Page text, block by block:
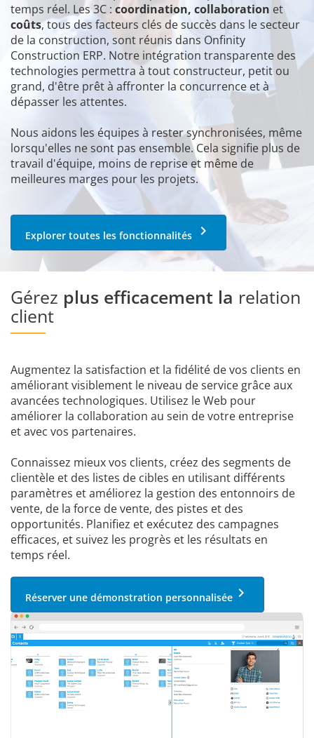
temps réel. Les 3C : coordination, collaboration et
coûts, tous des facteurs clés de succès dans le secteur
de la construction, sont réunis dans Onfinity
Construction ERP. Notre intégration transparente des
technologies permettra à tout constructeur, petit ou
grand, d'être prêt à affronter la concurrence et à
dépasser les attentes.
Nous aidons les équipes à rester synchronisées, même
lorsqu'elles ne sont pas ensemble. Cela signifie plus de
travail d'équipe, moins de reprise et même de
meilleures marges pour les projets.
Explorer toutes les fonctionnalités keyboard_arrow_right
Gérez plus efficacement la relation
client
Augmentez la satisfaction et la fidélité de vos clients en
améliorant visiblement le niveau de service grâce aux
avancées technologiques. Utilisez le Web pour
améliorer la collaboration au sein de votre entreprise
et avec vos partenaires.
Connaissez mieux vos clients, créez des segments de
clientèle et des listes de cibles en utilisant différents
paramètres et améliorez la gestion des entonnoirs de
vente, de la force de vente, des pistes et des
opportunités. Planifiez et exécutez des campagnes
efficaces, et suivez les progrès et les résultats en
temps réel.
Réserver une démonstration personnalisée keyboard_arrow_right